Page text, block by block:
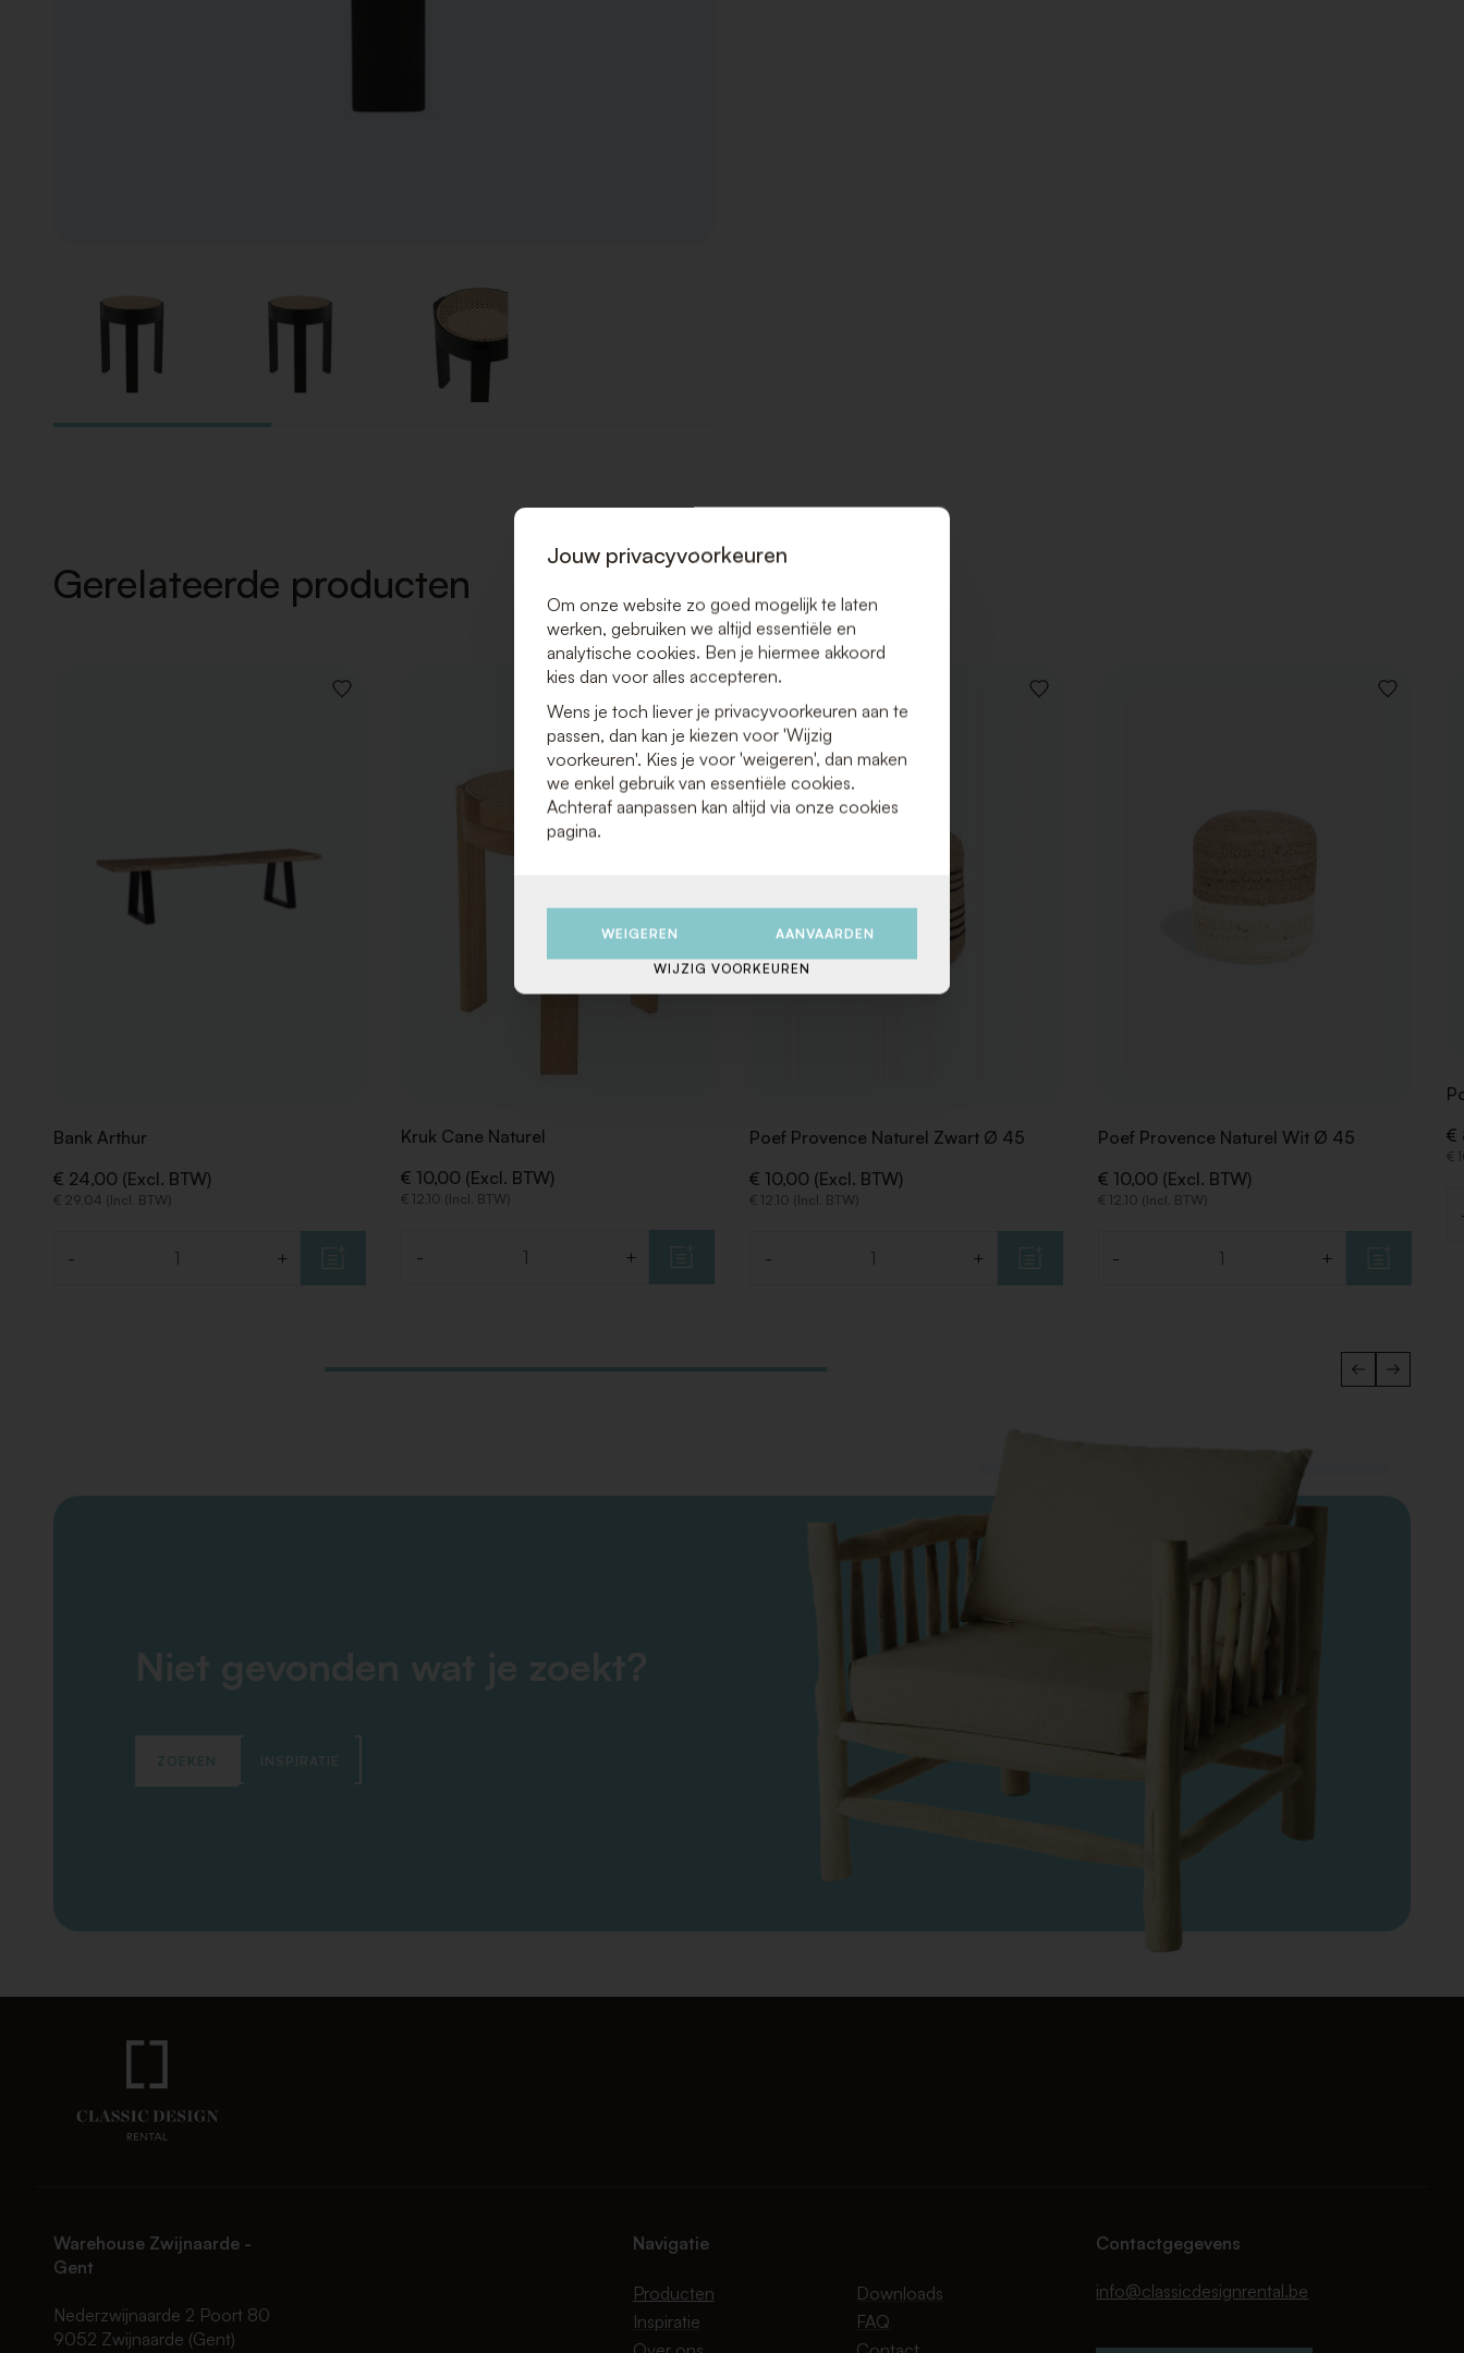
Gerelateerde producten
VOEG
Bank Arthur
€ 24,00 (Excl. BTW)
€ 29,04 (Incl. BTW)
- +
TOE
AAN
VERLANGLIJST
Kruk Cane Naturel
€ 10,00 (Excl. BTW)
€ 12,10 (Incl. BTW)
- +
VOEG
Poef Provence Naturel Zwart Ø 45
€ 10,00 (Excl. BTW)
€ 12,10 (Incl. BTW)
- +
VOEG
Poef Provence Naturel Wit Ø 45
€ 10,00 (Excl. BTW)
€ 12,10 (Incl. BTW)
- +
€
€
Niet gevonden wat je zoekt?
ZOEKEN INSPIRATIE
Warehouse Zwijnaarde -
Gent
Nederzwijnaarde 2 Poort 80
9052 Zwijnaarde (Gent)
Navigatie
Producten
Inspiratie
Downloads
FAQ
Contactgegevens
info@classicdesignrental.be
Jouw privacyvoorkeuren
Om onze website zo goed mogelijk te laten
werken, gebruiken we altijd essentiële en
analytische cookies. Ben je hiermee akkoord
kies dan voor alles accepteren.
Wens je toch liever je privacyvoorkeuren aan te
passen, dan kan je kiezen voor 'Wijzig
voorkeuren'. Kies je voor 'weigeren', dan maken
we enkel gebruik van essentiële cookies.
Achteraf aanpassen kan altijd via onze cookies
pagina.
WEIGEREN AANVAARDEN
WIJZIG VOORKEUREN